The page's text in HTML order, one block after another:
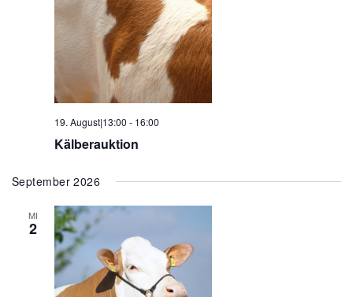
19. August|13:00 - 16:00
Kälberauktion
September 2026
MI
2